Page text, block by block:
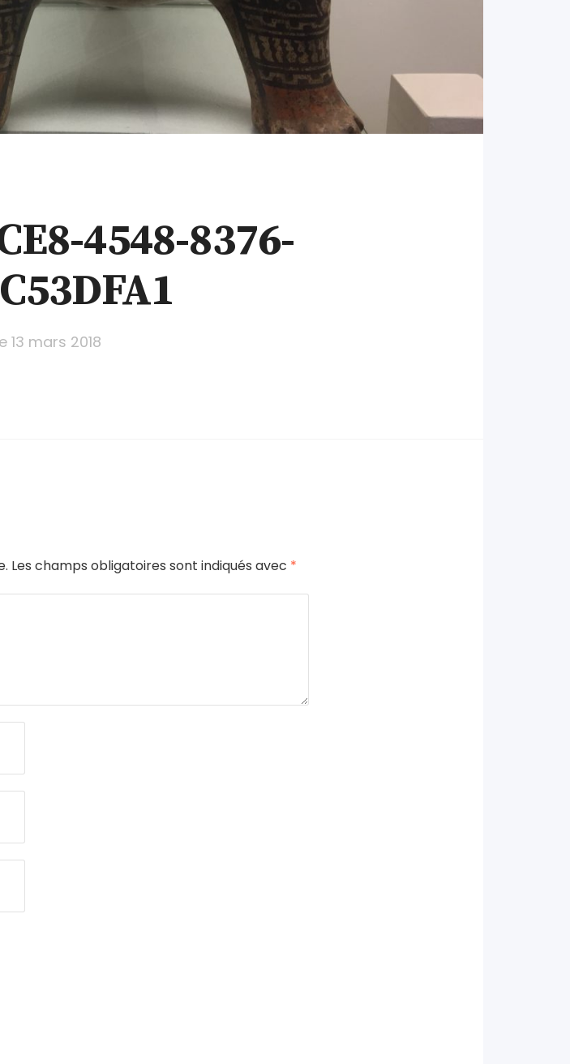
4548-8376-
13 mars 2018
Les champs obligatoires sont indiqués avec *